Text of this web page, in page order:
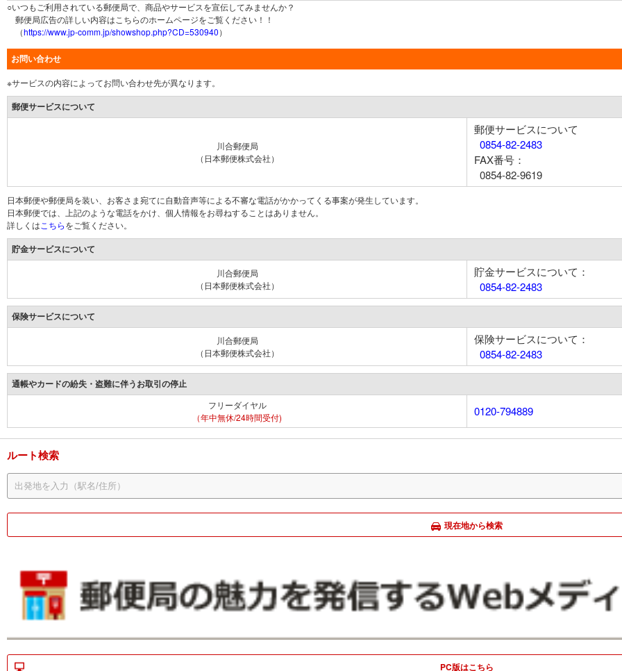
○いつもご利用されている郵便局で、商品やサービスを宣伝してみませんか？
郵便局広告の詳しい内容はこちらのホームページをご覧ください！！
（https://www.jp-comm.jp/showshop.php?CD=530940）
お問い合わせ
※サービスの内容によってお問い合わせ先が異なります。
郵便サービスについて
川合郵便局
（日本郵便株式会社）
郵便サービスについて
0854-82-2483
FAX番号：
0854-82-9619
日本郵便や郵便局を装い、お客さま宛てに自動音声等による不審な電話がかかってくる事案が発生しています。
日本郵便では、上記のような電話をかけ、個人情報をお尋ねすることはありません。
詳しくは こちらをご覧ください。
貯金サービスについて
川合郵便局
（日本郵便株式会社）
貯金サービスについて：
0854-82-2483
保険サービスについて
川合郵便局
（日本郵便株式会社）
保険サービスについて：
0854-82-2483
通帳やカードの紛失・盗難に伴うお取引の停止
フリーダイヤル
（年中無休/24時間受付)
0120-794889
ルート検索
現在地から検索
PC版はこちら